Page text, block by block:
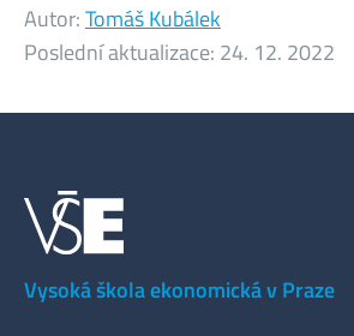
Autor:Tomáš Kubálek
Poslední aktualizace: 24. 12. 2022
Vysoká škola ekonomická v Praze